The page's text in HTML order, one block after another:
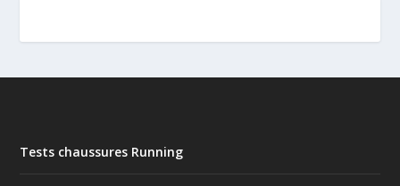
Tests chaussures Running